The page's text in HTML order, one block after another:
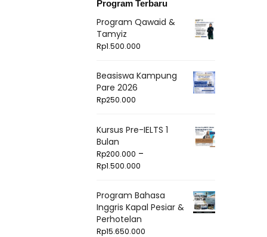
Program Terbaru
Program Qawaid &
Tamyiz
Rp1.500.000
Beasiswa Kampung
Pare 2026
Rp250.000
Kursus Pre-IELTS 1
Bulan
Rp200.000 –
Rp1.500.000
Program Bahasa
Inggris Kapal Pesiar &
Perhotelan
Rp15.650.000